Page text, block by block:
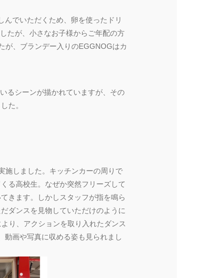
でいただくため、卵を使ったドリ
たが、小さなお子様からご年配の方
が、ブランデー入りのEGGNOGはカ
るシーンが描かれていますが、その
た。
施しました。キッチンカーの周りで
る高校生。なぜか突然フリーズして
きます。しかしスタッフが指を鳴ら
ダンスを見物していただけのように
り、アクションを取り入れたダンス
動画や写真に収める姿も見られまし